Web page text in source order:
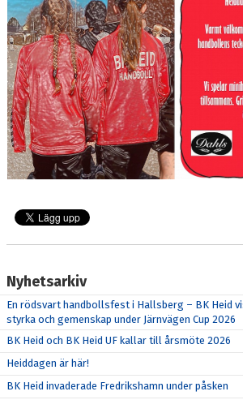
DOKUMENT
NYFIKEN PÅ HANDBOLL
HEID CUPEN
STÖTTA BK HEID - BLI MEDLEM!
HANDBOLLSGYMNASIUM
Nyhetsarkiv
En rödsvart handbollsfest i Hallsberg – BK Heid
styrka och gemenskap under Järnvägen Cup 2026
BK Heid och BK Heid UF kallar till årsmöte 2026
Heiddagen är här!
BK Heid invaderade Fredrikshamn under påsken